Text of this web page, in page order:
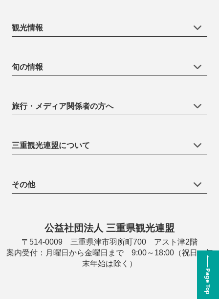
Page Top
観光情報
旬の情報
旅行・メディア関係者の方へ
三重観光連盟について
その他
公益社団法人 三重県観光連盟
〒514-0009 三重県津市羽所町700 アスト津2階
案内受付：月曜日から金曜日まで 9:00～18:00（祝日・年
末年始は除く）